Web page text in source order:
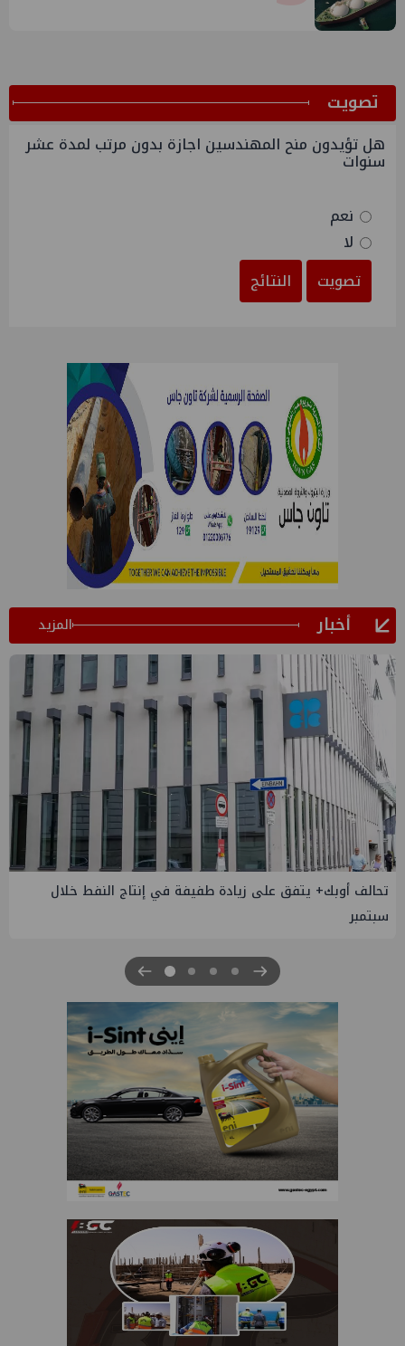
ﺗﺼﻮﻳﺖ
هل تؤيدون منح المهندسين اجازة بدون مرتب لمدة عشر
سنوات
نعم
لا
تصويت
النتائج
أخبار المزيد
إسدال الستار على النسخة الثانية من "منتدى مصر للطاقة
والصناعة 2026" بنجاح